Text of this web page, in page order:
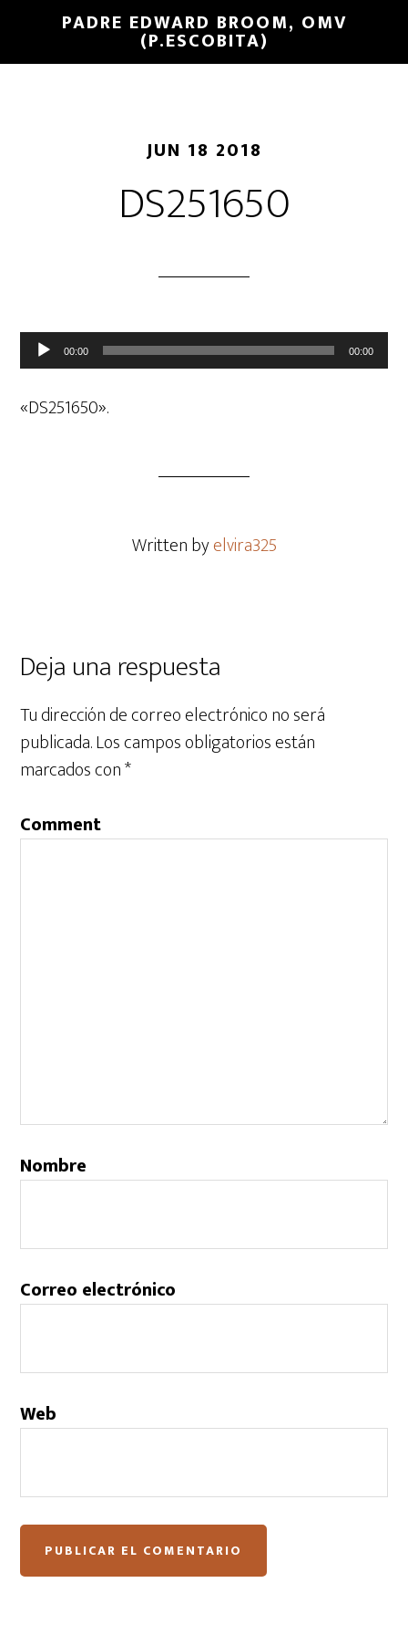
PADRE EDWARD BROOM, OMV
(P.ESCOBITA)
JUN 18 2018
DS251650
Reproductor
de
audio
00:00 00:00
«DS251650».
Written byelvira325
Deja una respuesta
Tu dirección de correo electrónico no será
publicada.Los campos obligatorios están
marcados con*
Comment
Nombre
Correo electrónico
Web